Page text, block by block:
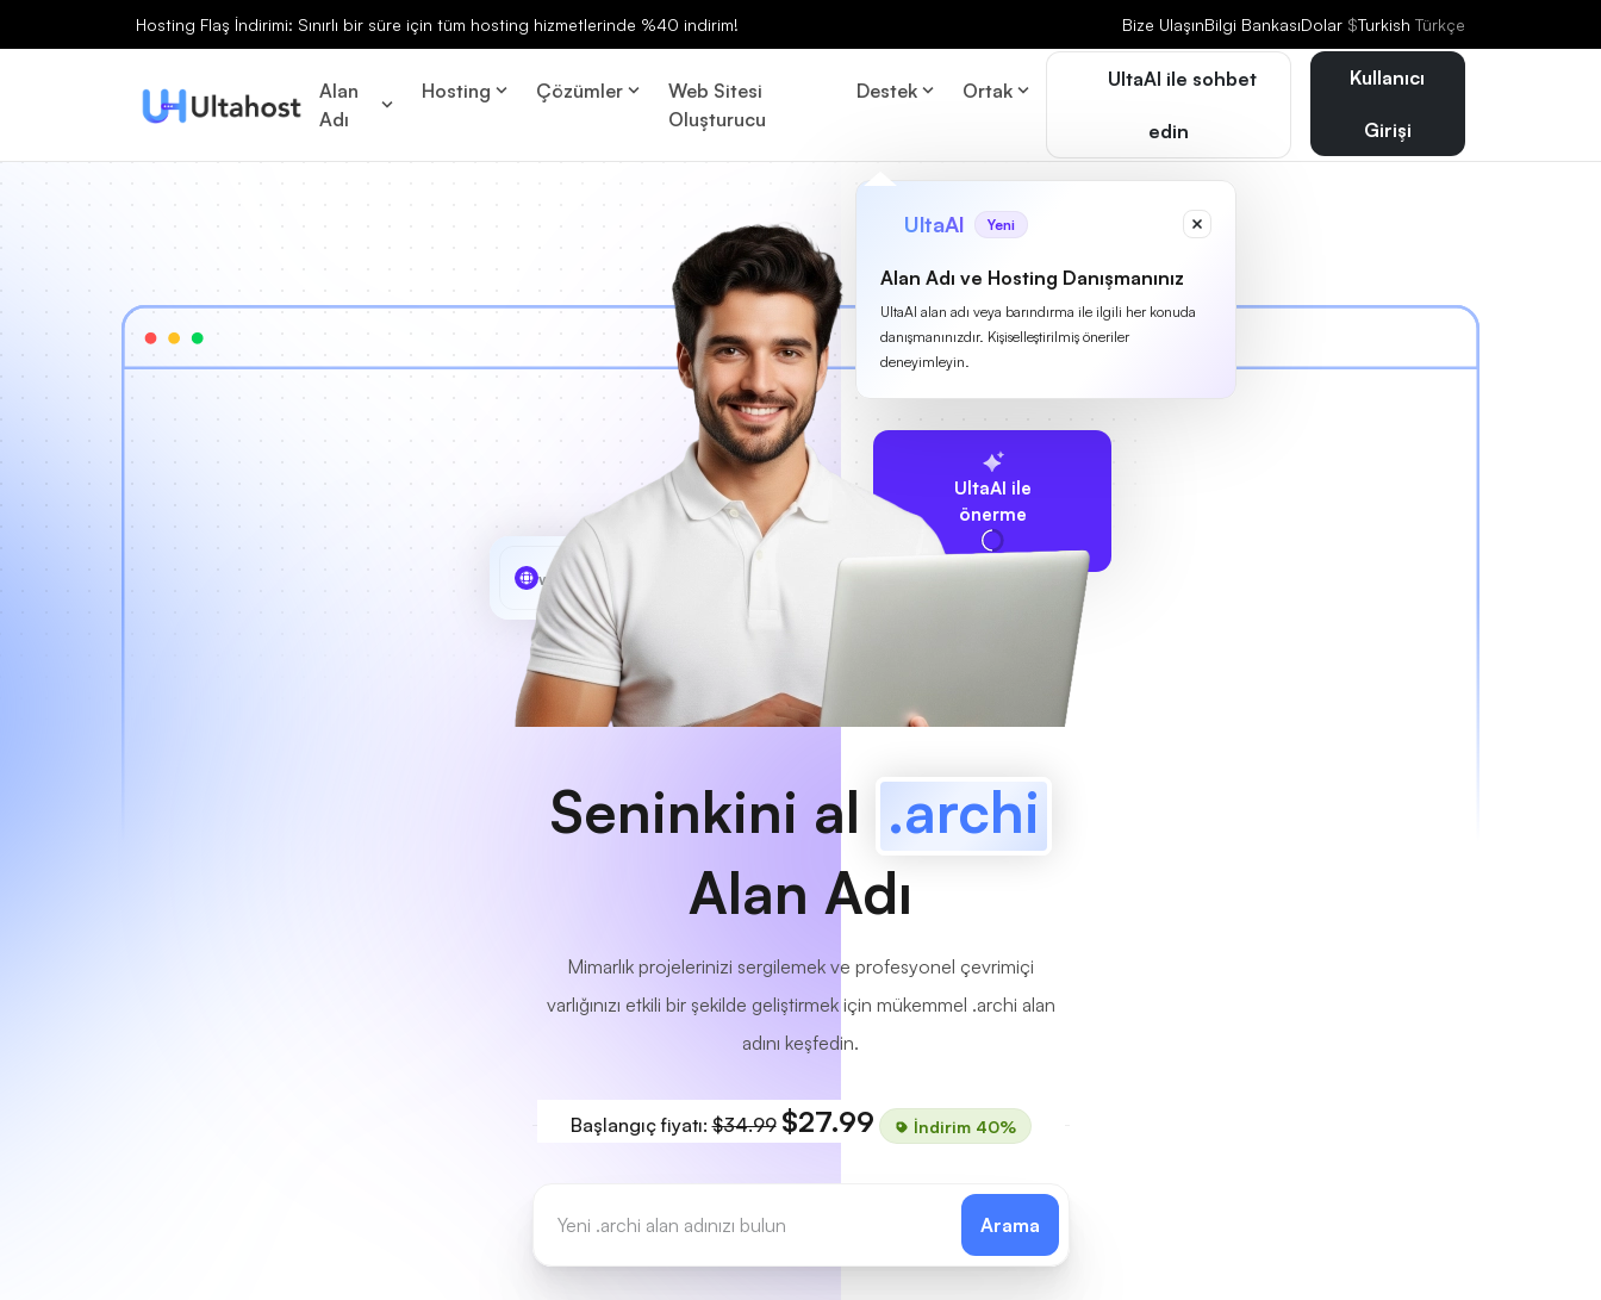
Hosting Flaş İndirimi: Sınırlı bir süre için tüm hosting hizmetlerinde %40 indirim! Bize UlaşınBilgi BankasıDolar $Turkish Türkçe
Alan
Adı
Hosting Çözümler
Web Sitesi
Oluşturucu
Destek Ortak UltaAI ile sohbet
edin
UltaAI Yeni
Alan Adı ve Hosting Danışmanınız
UltaAI alan adı veya barındırma ile ilgili her konuda
danışmanınızdır. Kişiselleştirilmiş öneriler
deneyimleyin.
Kullanıcı
Girişi
UltaAI ile
önerme
www MyCafe
Seninkini al .archi
Alan Adı
Mimarlık projelerinizi sergilemek ve profesyonel çevrimiçi
varlığınızı etkili bir şekilde geliştirmek için mükemmel .archi alan
adını keşfedin.
Başlangıç fiyatı:$34.99 $27.99 İndirim 40%
Arama